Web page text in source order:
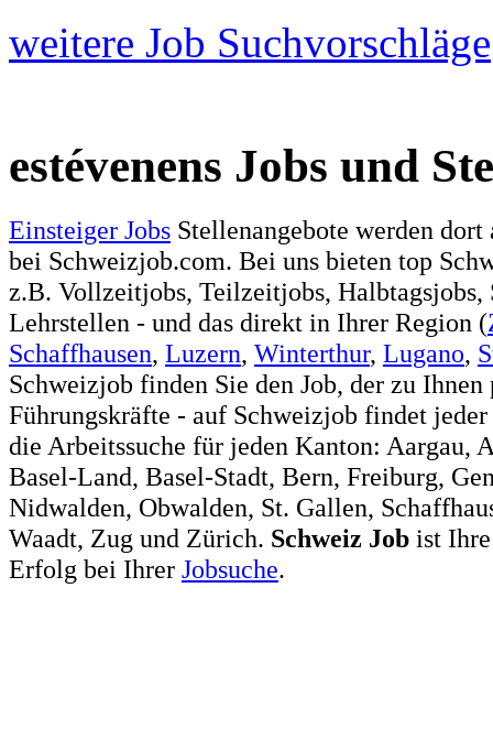
weitere Job Suchvorschläge
estévenens Jobs und
Einsteiger Jobs Stellenangebote werden
bei Schweizjob.com. Bei uns bieten top
z.B. Vollzeitjobs, Teilzeitjobs,
Lehrstellen - und das direkt in Ihrer Region (
Schaffhausen, Luzern, Winterthur, Lugano,
Schweizjob finden Sie den Job, der zu
Führungskräfte - auf Schweizjob findet
die Arbeitssuche für jeden Kanton: Aargau,
Basel-Land, Basel-Stadt, Bern, Freiburg,
Nidwalden, Obwalden, St. Gallen,
Waadt, Zug und Zürich. Schweiz Job ist
Erfolg bei Ihrer Jobsuche.